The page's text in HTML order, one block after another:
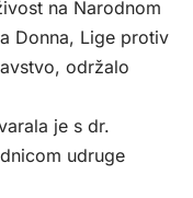
na Narodnom
Donna, Lige protiv
održalo
je s dr.
udruge